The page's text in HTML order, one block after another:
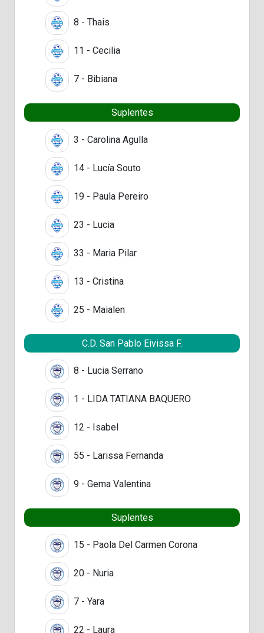
8 - Thais
11 - Cecilia
7 - Bibiana
Suplentes
3 - Carolina Agulla
14 - Lucía Souto
19 - Paula Pereiro
23 - Lucia
33 - Maria Pilar
13 - Cristina
25 - Maialen
C.D. San Pablo Eivissa F.
8 - Lucia Serrano
1 - LIDA TATIANA BAQUERO
12 - Isabel
55 - Larissa Fernanda
9 - Gema Valentina
Suplentes
15 - Paola Del Carmen Corona
20 - Nuria
7 - Yara
22 - Laura